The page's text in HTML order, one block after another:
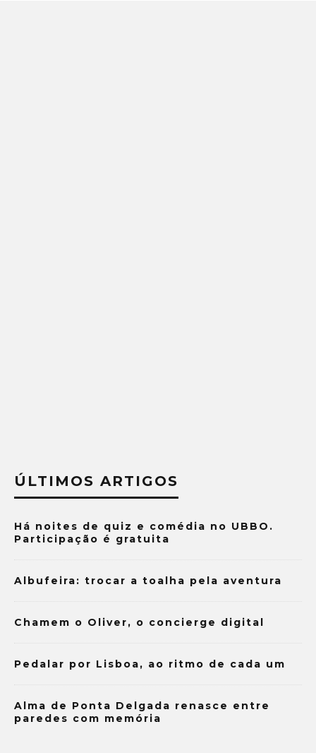
ÚLTIMOS ARTIGOS
Há noites de quiz e comédia no UBBO.
Participação é gratuita
Albufeira: trocar a toalha pela aventura
Chamem o Oliver, o concierge digital
Pedalar por Lisboa, ao ritmo de cada um
Alma de Ponta Delgada renasce entre
paredes com memória